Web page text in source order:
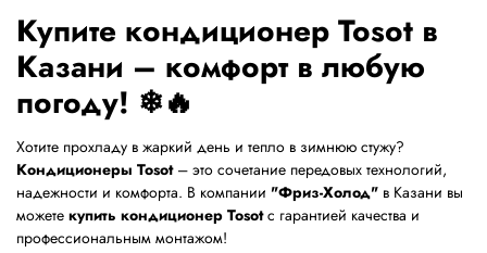
Купите кондиционер Tosot в
Казани – комфорт в любую
погоду! ❄🔥
Хотите прохладу в жаркий день и тепло в зимнюю стужу?
Кондиционеры Tosot– это сочетание передовых технологий,
надежности и комфорта. В компании "Фриз-Холод" в Казани вы
можете купить кондиционер Tosotс гарантией качества и
профессиональным монтажом!